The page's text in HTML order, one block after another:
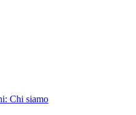
Chi siamo